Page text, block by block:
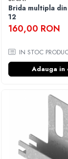
Brida multipla
12
160,00 RON
IN STOC
Adauga in